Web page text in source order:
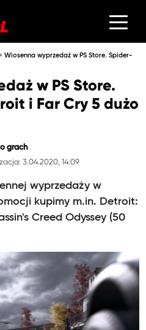
»Wiosenna wyprzedaż w PS Store. Spider-
w PS Store.
i Far Cry 5 dużo
grach
3.04.2020, 14:09
wyprzedaży w
kupimy m.in. Detroit:
Creed Odyssey (50